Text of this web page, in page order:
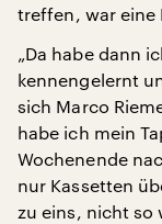
treffen, war eine
„Da habe dann
kennengelernt
sich Marco
habe ich mein
Wochenende
nur Kassetten
zu eins, nicht so